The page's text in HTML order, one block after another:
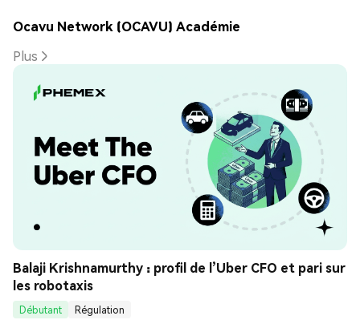
Ocavu Network (OCAVU) Académie
Plus
Balaji Krishnamurthy : profil de l’Uber CFO et pari sur
les robotaxis
Débutant
Régulation